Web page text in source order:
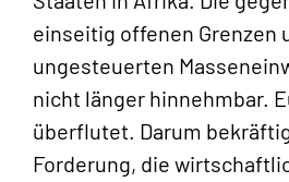
einseitig offenen Grenzen
ungesteuerten
nicht länger hinnehmbar.
überflutet. Darum
Forderung, die